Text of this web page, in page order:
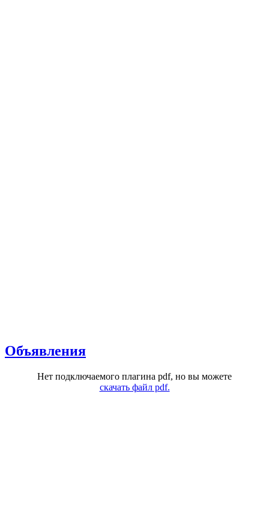
Объявления
Нет подключаемого плагина pdf, но вы можете
скачать файл pdf.